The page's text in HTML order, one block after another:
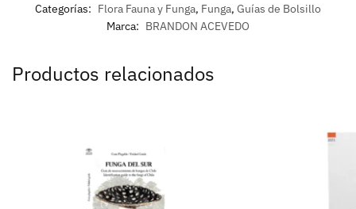
Categorías: Flora Fauna y Funga, Funga, Guías de Bolsillo
Marca: BRANDON ACEVEDO
Productos relacionados